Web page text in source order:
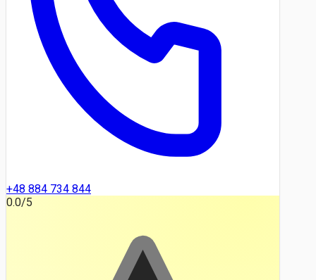
+48 884 734 844
0.0/5